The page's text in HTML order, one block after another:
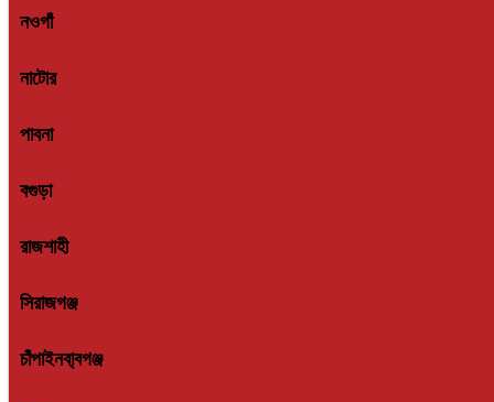
নওগাঁ
নাটোর
পাবনা
বগুড়া
রাজশাহী
সিরাজগঞ্জ
চাঁপাইনবা্বগঞ্জ